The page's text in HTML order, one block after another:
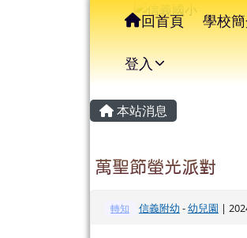
信義國小導覽列
回首頁 學校
登入
主內容區域
本站消息
萬聖節螢光派對
轉知 信義附幼 -幼兒園 |
頁尾區域